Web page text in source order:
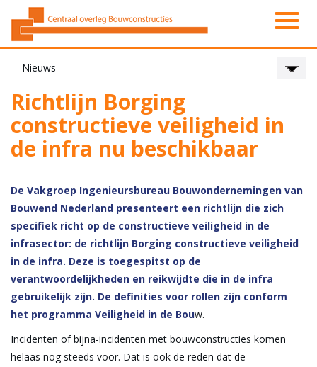
Richtlijn Borging
constructieve veiligheid in
de infra nu beschikbaar
De Vakgroep Ingenieursbureau Bouwondernemingen van
Bouwend Nederland presenteert een richtlijn die zich
specifiek richt op de constructieve veiligheid in de
infrasector: de richtlijn Borging constructieve veiligheid
in de infra. Deze is toegespitst op de
verantwoordelijkheden en reikwijdte die in de infra
gebruikelijk zijn. De definities voor rollen zijn conform
het programma Veiligheid in de Bouw.
Incidenten of bijna-incidenten met bouwconstructies komen
helaas nog steeds voor. Dat is ook de reden dat de